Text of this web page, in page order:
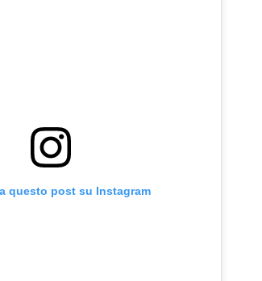
questo post su Instagram